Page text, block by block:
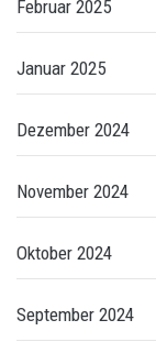
Februar 2025
Januar 2025
Dezember 2024
November 2024
Oktober 2024
September 2024